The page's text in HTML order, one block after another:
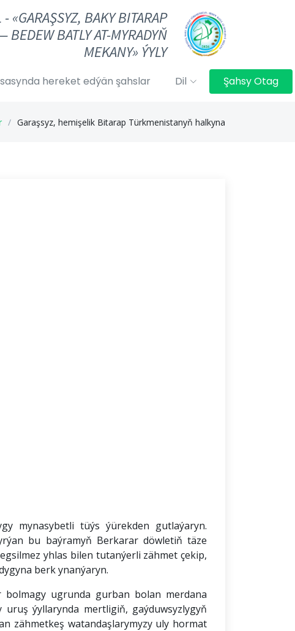
«GARAŞSYZ, BAKY BITARAP
BEDEW BATLY AT-MYRADYŇ
MEKANY» ÝYLY
hereket edýän şahslar Dil Şahsy Otag
Garaşsyz, hemişelik Bitarap Türkmenistanyň halkyna
mynasybetli tüýs ýürekden gutlaýaryn.
bu baýramyň Berkarar döwletiň täze
yhlas bilen tutanýerli zähmet çekip,
berk ynanýaryn.
bolmagy ugrunda gurban bolan merdana
ýyllarynda mertligiň, gaýduwsyzlygyň
zähmetkeş watandaşlarymyzy uly hormat